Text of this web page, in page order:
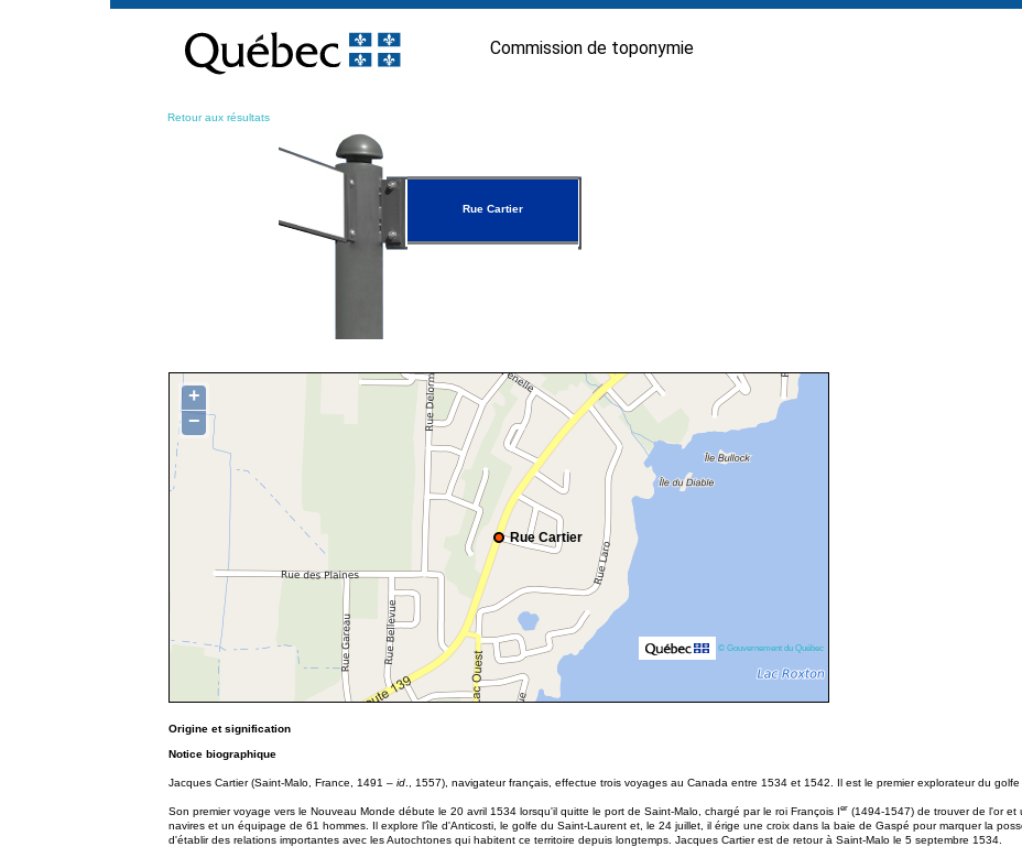
contenu
Commission de toponymie
Retour aux résultats
Rue Cartier
Rue Cartier
+
−
© Gouvernement du Québec
Origine et signification
Notice biographique
Jacques Cartier (Saint-Malo, France, 1491 – id ., 1557), navigateur français, effectue trois voyages au Canada entre 1534 et 1542. Il est le premier explorateur du golfe
Son premier voyage vers le Nouveau Monde débute le 20 avril 1534 lorsqu'il quitte le port de Saint-Malo, chargé par le roi François Ier (1494-1547) de trouver de l'or et
navires et un équipage de 61 hommes. Il explore l'île d'Anticosti, le golfe du Saint-Laurent et, le 24 juillet, il érige une croix dans la baie de Gaspé pour marquer la
d'établir des relations importantes avec les Autochtones qui habitent ce territoire depuis longtemps. Jacques Cartier est de retour à Saint-Malo le 5 septembre 1534.